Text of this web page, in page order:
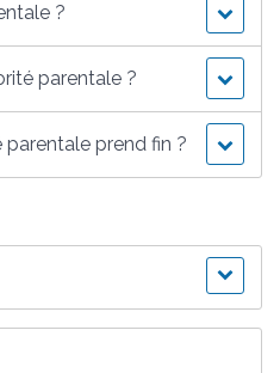
?
parentale ?
prend fin ?